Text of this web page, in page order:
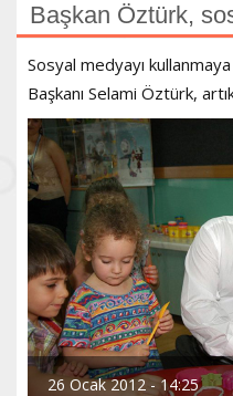
Başkan Öztürk,
Sosyal medyayı
Başkanı Selami Öztürk, artık
26 Ocak 2012 - 14:25